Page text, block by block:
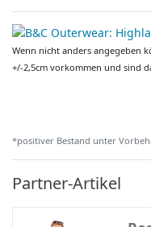
Wenn nicht anders angegeben
+/-2,5cm vorkommen und sind
*positiver Bestand unter
Partner-Artikel